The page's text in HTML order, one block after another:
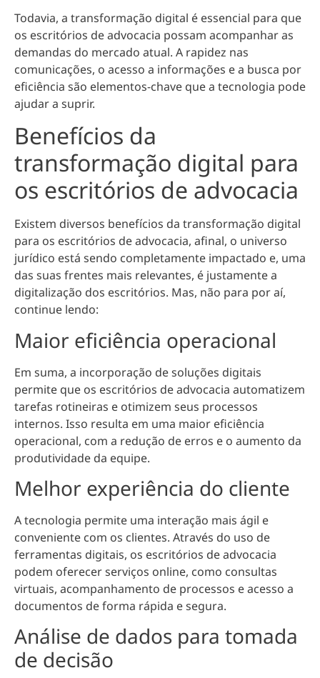
Todavia, a transformação digital é essencial para que
os escritórios de advocacia possam acompanhar as
demandas do mercado atual. A rapidez nas
comunicações, o acesso a informações e a busca por
eficiência são elementos-chave que a tecnologia pode
ajudar a suprir.
Benefícios da
transformação digital para
os escritórios de advocacia
Existem diversos benefícios da transformação digital
para os escritórios de advocacia, afinal, o universo
jurídico está sendo completamente impactado e, uma
das suas frentes mais relevantes, é justamente a
digitalização dos escritórios. Mas, não para por aí,
continue lendo:
Maior eficiência operacional
Em suma, a incorporação de soluções digitais
permite que os escritórios de advocacia automatizem
tarefas rotineiras e otimizem seus processos
internos. Isso resulta em uma maior eficiência
operacional, com a redução de erros e o aumento da
produtividade da equipe.
Melhor experiência do cliente
A tecnologia permite uma interação mais ágil e
conveniente com os clientes. Através do uso de
ferramentas digitais, os escritórios de advocacia
podem oferecer serviços online, como consultas
virtuais, acompanhamento de processos e acesso a
documentos de forma rápida e segura.
Análise de dados para tomada
de decisão